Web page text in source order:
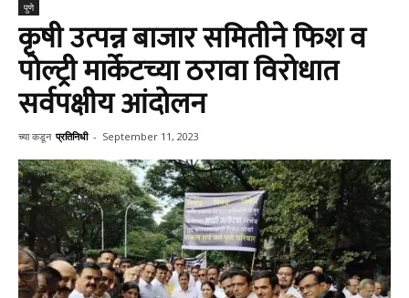
पुणे
कृषी उत्पन्न बाजार समितीने फिश व
पोल्ट्री मार्केटच्या ठरावा विरोधात
सर्वपक्षीय आंदोलन
च्या कडून प्रतिनिधी - September 11, 2023